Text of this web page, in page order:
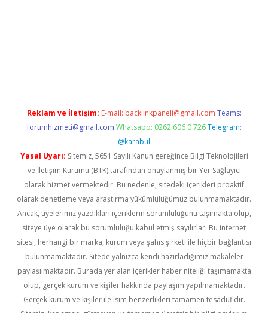
Reklam ve İletişim: E-mail: backlinkpaneli@gmail.com Teams:
forumhizmeti@gmail.com Whatsapp: 0262 606 0 726 Telegram:
@karabul
Yasal Uyarı: Sitemiz, 5651 Sayılı Kanun gereğince Bilgi Teknolojileri
ve İletişim Kurumu (BTK) tarafından onaylanmış bir Yer Sağlayıcı
olarak hizmet vermektedir. Bu nedenle, sitedeki içerikleri proaktif
olarak denetleme veya araştırma yükümlülüğümüz bulunmamaktadır.
Ancak, üyelerimiz yazdıkları içeriklerin sorumluluğunu taşımakta olup,
siteye üye olarak bu sorumluluğu kabul etmiş sayılırlar. Bu internet
sitesi, herhangi bir marka, kurum veya şahıs şirketi ile hiçbir bağlantısı
bulunmamaktadır. Sitede yalnızca kendi hazırladığımız makaleler
paylaşılmaktadır. Burada yer alan içerikler haber niteliği taşımamakta
olup, gerçek kurum ve kişiler hakkında paylaşım yapılmamaktadır.
Gerçek kurum ve kişiler ile isim benzerlikleri tamamen tesadüfidir.